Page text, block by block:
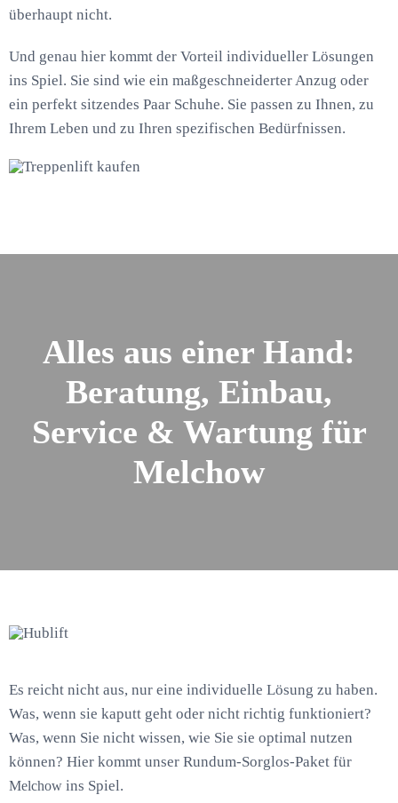
überhaupt nicht.
Und genau hier kommt der Vorteil individueller Lösungen
ins Spiel. Sie sind wie ein maßgeschneiderter Anzug oder
ein perfekt sitzendes Paar Schuhe. Sie passen zu Ihnen, zu
Ihrem Leben und zu Ihren spezifischen Bedürfnissen.
Alles aus einer Hand:
Beratung, Einbau,
Service & Wartung für
Melchow
Es reicht nicht aus, nur eine individuelle Lösung zu haben.
Was, wenn sie kaputt geht oder nicht richtig funktioniert?
Was, wenn Sie nicht wissen, wie Sie sie optimal nutzen
können? Hier kommt unser Rundum-Sorglos-Paket für
Melchow ins Spiel.